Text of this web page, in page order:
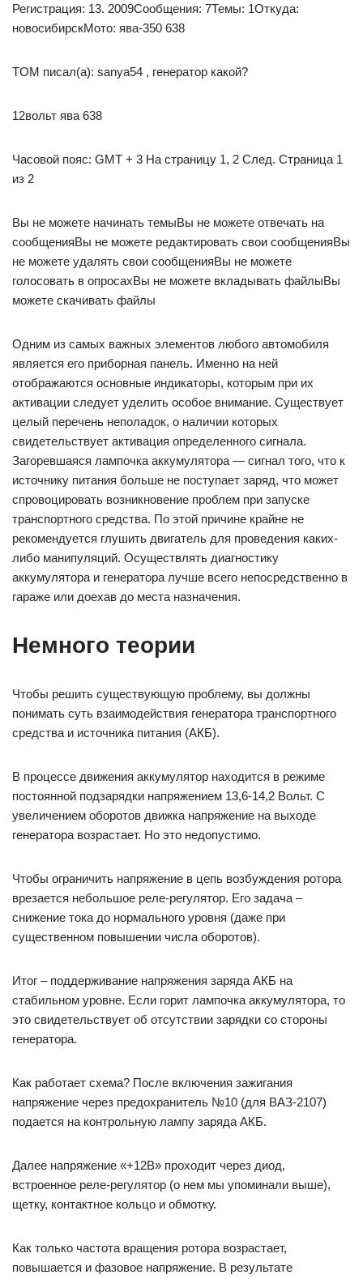
Регистрация: 13. 2009Сообщения: 7Темы: 1Откуда:
новосибирскМото: ява-350 638
TOM писал(а): sanya54 , генератор какой?
12вольт ява 638
Часовой пояс: GMT + 3 На страницу 1, 2 След. Страница 1
из 2
Вы не можете начинать темыВы не можете отвечать на
сообщенияВы не можете редактировать свои сообщенияВы
не можете удалять свои сообщенияВы не можете
голосовать в опросахВы не можете вкладывать файлыВы
можете скачивать файлы
Одним из самых важных элементов любого автомобиля
является его приборная панель. Именно на ней
отображаются основные индикаторы, которым при их
активации следует уделить особое внимание. Существует
целый перечень неполадок, о наличии которых
свидетельствует активация определенного сигнала.
Загоревшаяся лампочка аккумулятора — сигнал того, что к
источнику питания больше не поступает заряд, что может
спровоцировать возникновение проблем при запуске
транспортного средства. По этой причине крайне не
рекомендуется глушить двигатель для проведения каких-
либо манипуляций. Осуществлять диагностику
аккумулятора и генератора лучше всего непосредственно в
гараже или доехав до места назначения.
Немного теории
Чтобы решить существующую проблему, вы должны
понимать суть взаимодействия генератора транспортного
средства и источника питания (АКБ).
В процессе движения аккумулятор находится в режиме
постоянной подзарядки напряжением 13,6-14,2 Вольт. С
увеличением оборотов движка напряжение на выходе
генератора возрастает. Но это недопустимо.
Чтобы ограничить напряжение в цепь возбуждения ротора
врезается небольшое реле-регулятор. Его задача –
снижение тока до нормального уровня (даже при
существенном повышении числа оборотов).
Итог – поддерживание напряжения заряда АКБ на
стабильном уровне. Если горит лампочка аккумулятора, то
это свидетельствует об отсутствии зарядки со стороны
генератора.
Как работает схема? После включения зажигания
напряжение через предохранитель №10 (для ВАЗ-2107)
подается на контрольную лампу заряда АКБ.
Далее напряжение «+12В» проходит через диод,
встроенное реле-регулятор (о нем мы упоминали выше),
щетку, контактное кольцо и обмотку.
Как только частота вращения ротора возрастает,
повышается и фазовое напряжение. В результате